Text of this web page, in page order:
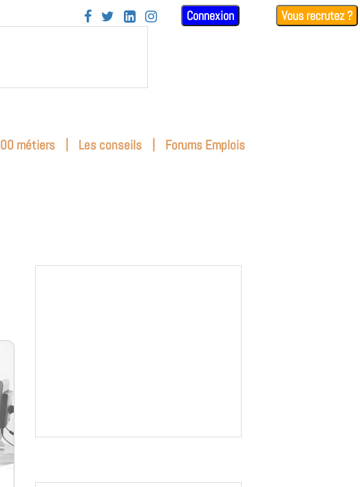
    Connexion Vous recrutez ?
métiers | Les conseils | Forums Emplois